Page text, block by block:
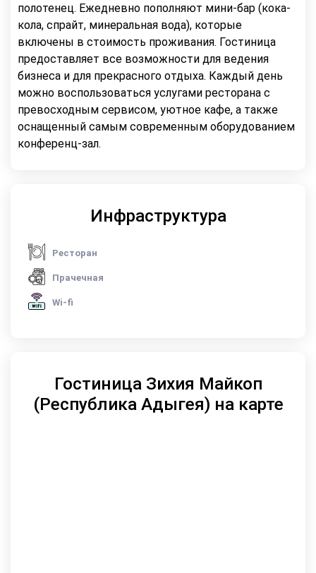
полотенец. Ежедневно пополняют мини-бар (кока-
кола, спрайт, минеральная вода), которые
включены в стоимость проживания. Гостиница
предоставляет все возможности для ведения
бизнеса и для прекрасного отдыха. Каждый день
можно воспользоваться услугами ресторана с
превосходным сервисом, уютное кафе, а также
оснащенный самым современным оборудованием
конференц-зал.
Инфраструктура
Ресторан
Прачечная
Wi-fi
Гостиница Зихия Майкоп
(Республика Адыгея) на карте